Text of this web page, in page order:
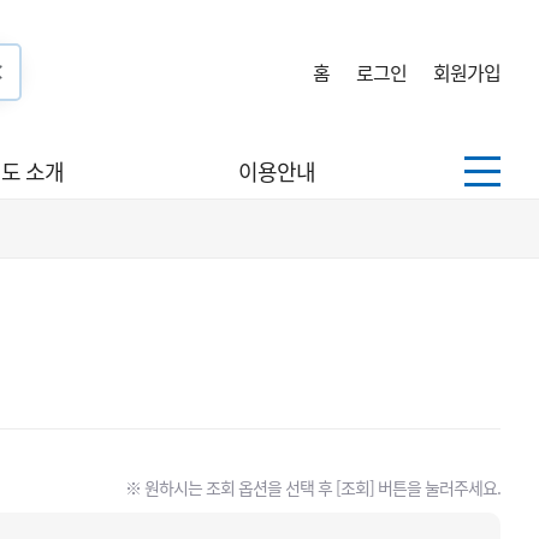
홈 로그인 회원가입
소개 이용안내
※ 원하시는 조회 옵션을 선택 후 [조회] 버튼을 눌러주세요.